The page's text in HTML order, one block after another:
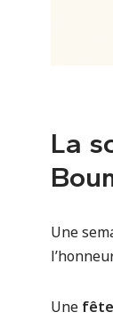
La
Une
Une fête